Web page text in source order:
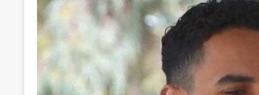
[ 22 Μαΐου 2020 ]
Μακάριος Λαζαρίδης: Έργο!
[ 4 Αυγούστου 2026 ]
Θα ανήκεις όπου ανήκει το νερό
[ 4 Αυγούστου 2026 ]
Η γενεαλογία του φασισμού: από
ΠΑΡΕΜΒΑΣΕΙΣ
[ 4 Αυγούστου 2026 ]
Εφημερίδα «Εστία»: Όταν η